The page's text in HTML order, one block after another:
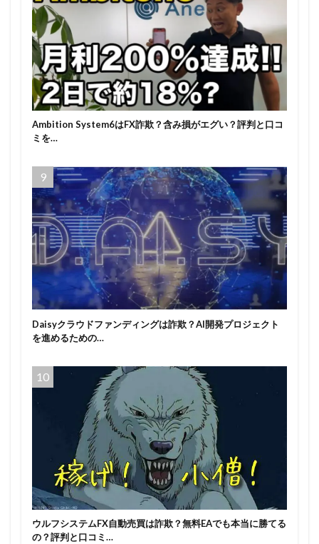
Ambition System6はFX詐欺？含み損がエグい？評判と口コ
ミを…
Daisyクラウドファンディングは詐欺？AI開発プロジェクト
を進めるための…
ウルフシステムFX自動売買は詐欺？無料EAでも本当に勝てる
の？評判と口コミ…